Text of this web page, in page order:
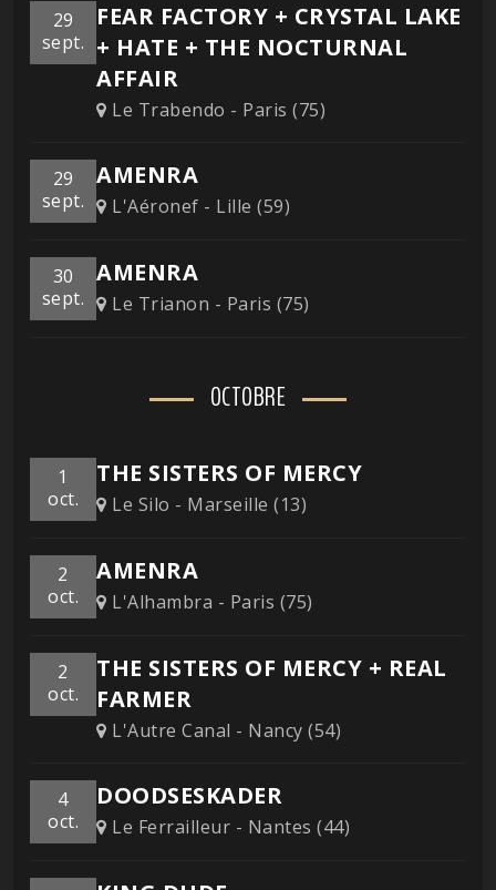
29
sept.
FEAR FACTORY + CRYSTAL LAKE
+ HATE + THE NOCTURNAL
AFFAIR
Le Trabendo - Paris (75)
29
sept.
AMENRA
L'Aéronef - Lille (59)
30
sept.
AMENRA
Le Trianon - Paris (75)
OCTOBRE
1
oct.
THE SISTERS OF MERCY
Le Silo - Marseille (13)
2
oct.
AMENRA
L'Alhambra - Paris (75)
2
oct.
THE SISTERS OF MERCY + REAL
FARMER
L'Autre Canal - Nancy (54)
4
oct.
DOODSESKADER
Le Ferrailleur - Nantes (44)